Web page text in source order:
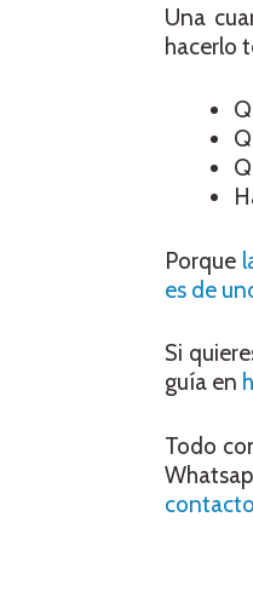
Una
hacerlo
Porque
es de
Si
guía en
Todo